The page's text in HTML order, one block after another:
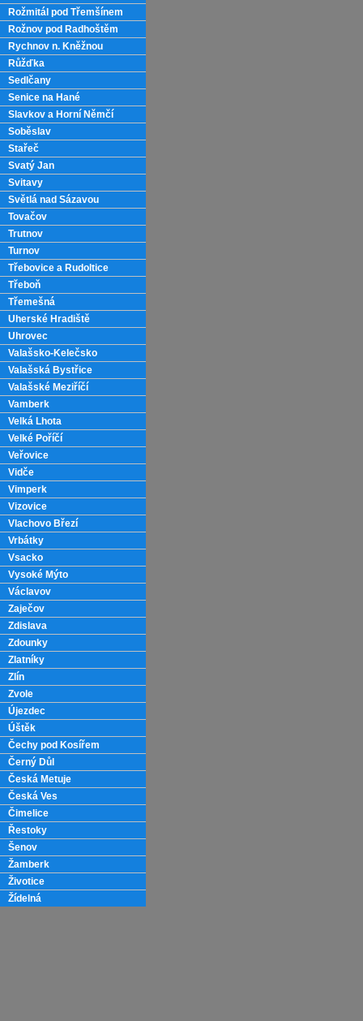
Rožmitál pod Třemšínem
Rožnov pod Radhoštěm
Rychnov n. Kněžnou
Růžďka
Sedlčany
Senice na Hané
Slavkov a Horní Němčí
Soběslav
Stařeč
Svatý Jan
Svitavy
Světlá nad Sázavou
Tovačov
Trutnov
Turnov
Třebovice a Rudoltice
Třeboň
Třemešná
Uherské Hradiště
Uhrovec
Valašsko-Kelečsko
Valašská Bystřice
Valašské Meziříčí
Vamberk
Velká Lhota
Velké Poříčí
Veřovice
Vidče
Vimperk
Vizovice
Vlachovo Březí
Vrbátky
Vsacko
Vysoké Mýto
Václavov
Zaječov
Zdislava
Zdounky
Zlatníky
Zlín
Zvole
Újezdec
Úštěk
Čechy pod Kosířem
Černý Důl
Česká Metuje
Česká Ves
Čimelice
Řestoky
Šenov
Žamberk
Životice
Žídelná